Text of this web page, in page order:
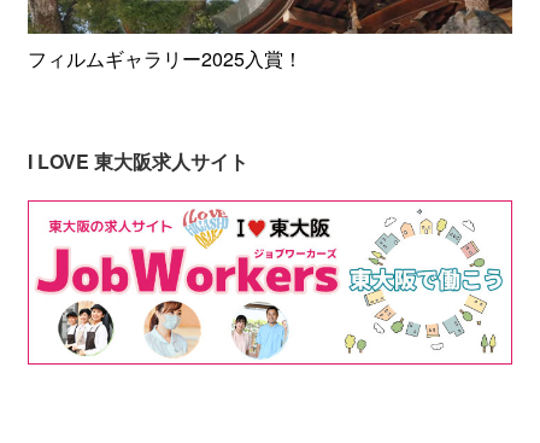
フィルムギャラリー2025入賞！
I LOVE 東大阪求人サイト